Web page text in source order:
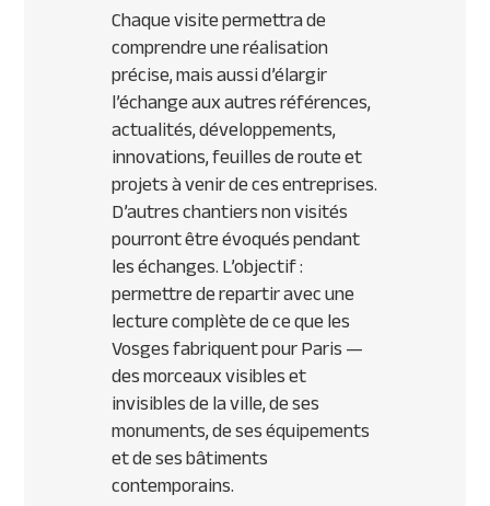
Chaque visite permettra de
comprendre une réalisation
précise, mais aussi d’élargir
l’échange aux autres références,
actualités, développements,
innovations, feuilles de route et
projets à venir de ces entreprises.
D’autres chantiers non visités
pourront être évoqués pendant
les échanges. L’objectif :
permettre de repartir avec une
lecture complète de ce que les
Vosges fabriquent pour Paris —
des morceaux visibles et
invisibles de la ville, de ses
monuments, de ses équipements
et de ses bâtiments
contemporains.